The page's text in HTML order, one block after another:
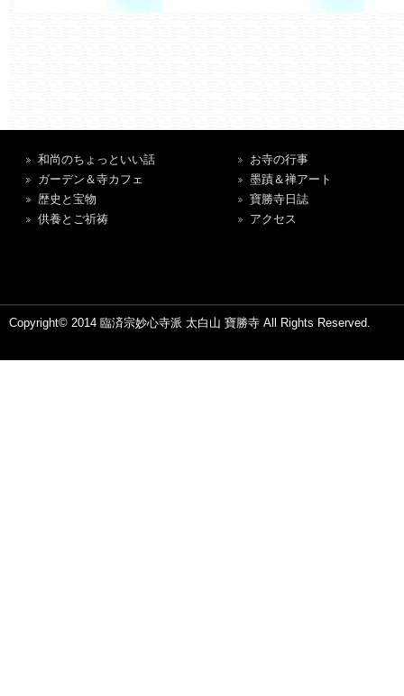
和尚のちょっといい話
ガーデン＆寺カフェ
歴史と宝物
供養とご祈祷
お寺の行事
墨蹟＆禅アート
寶勝寺日誌
アクセス
Copyright© 2014 臨済宗妙心寺派 太白山 寶勝寺 All Rights Reserved.